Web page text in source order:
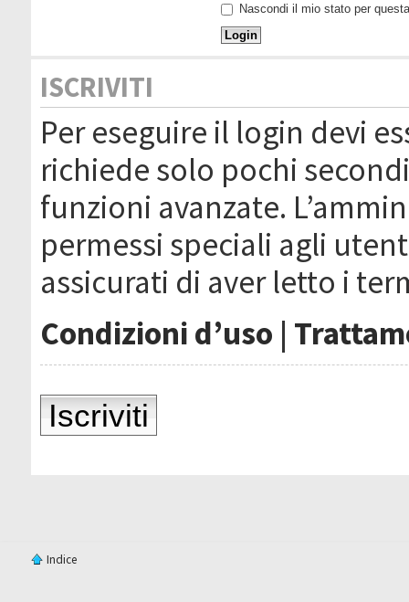
Nascondi il mio stato per
ISCRIVITI
Per eseguire il login devi
richiede solo pochi
funzioni avanzate.
permessi speciali agli
assicurati di aver letto i
Condizioni d’uso |
Iscriviti
Indice